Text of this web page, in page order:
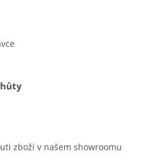
zboží v našem showroomu